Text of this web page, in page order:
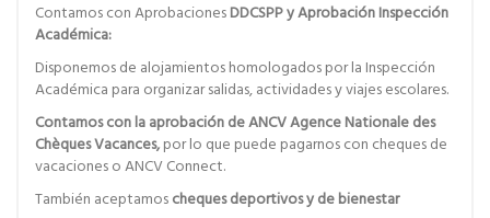
Contamos con AprobacionesDDCSPPy Aprobación Inspección
Académica:
Disponemos de alojamientos homologados por la Inspección
Académica para organizar salidas, actividades y viajes escolares.
Contamos con la aprobación de ANCV Agence Nationale des
Chèques Vacances,por lo que puede pagarnos con cheques de
vacaciones o ANCV Connect.
También aceptamoscheques deportivos y de bienestar